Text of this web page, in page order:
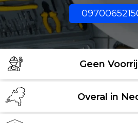
Geen
Overal in